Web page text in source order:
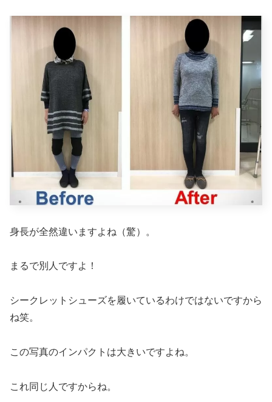
身長が全然違いますよね（驚）。
まるで別人ですよ！
シークレットシューズを履いているわけではないですから
ね笑。
この写真のインパクトは大きいですよね。
これ同じ人ですからね。